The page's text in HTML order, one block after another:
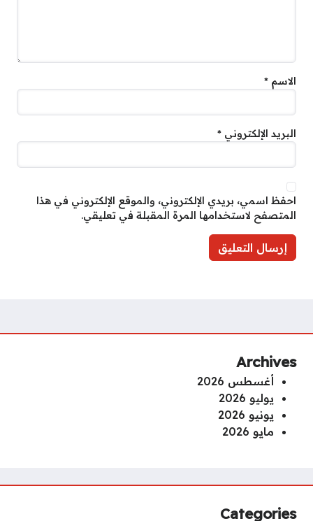
الاسم *
البريد الإلكتروني *
احفظ اسمي، بريدي الإلكتروني، والموقع الإلكتروني في هذا
المتصفح لاستخدامها المرة المقبلة في تعليقي.
Archives
أغسطس 2026
يوليو 2026
يونيو 2026
مايو 2026
Categories